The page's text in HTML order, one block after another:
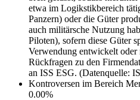
etwa im Logikstikbereich
Panzern) oder die Güter
auch militärsche Nutzung
Piloten), sofern diese Güter
Verwendung entwickelt
Rückfragen zu den
an ISS ESG. (Datenquelle:
Kontroversen im Bereich
0.00%